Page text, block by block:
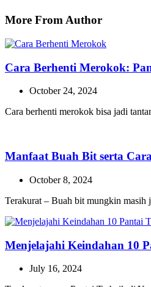
More From Author
Cara Berhenti Merokok:
October 24, 2024
Cara berhenti merokok bisa jadi
Manfaat Buah Bit serta
October 8, 2024
Terakurat – Buah bit mungkin masih
Menjelajahi Keindahan 10
July 16, 2024